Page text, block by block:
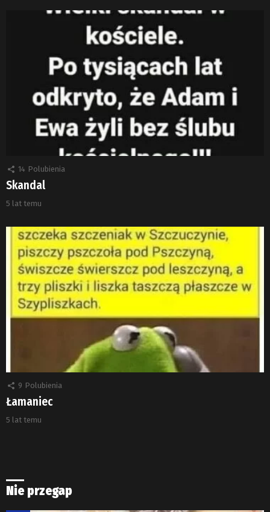
14 Polubienia
Skandal
5 lat temu
9 Polubienia
Łamaniec
5 lat temu
Nie przegap